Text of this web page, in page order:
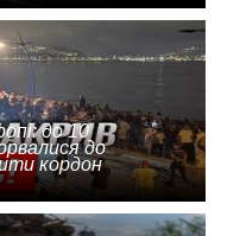
до 10
до
кордон